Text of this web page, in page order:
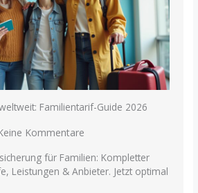
Familientarif-Guide 2026
Kommentare
für Familien: Kompletter
Leistungen & Anbieter. Jetzt optimal